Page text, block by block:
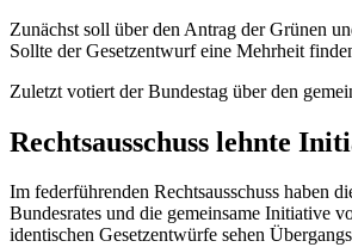
Zunächst soll über den Antrag der Grünen
Sollte der Gesetzentwurf eine Mehrheit
Zuletzt votiert der Bundestag über den
Rechtsausschuss lehnte
Im federführenden Rechtsausschuss haben
Bundesrates und die gemeinsame Initiative
identischen Gesetzentwürfe sehen